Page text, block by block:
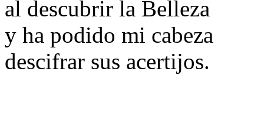
al descubrir la Belleza
y ha podido mi cabeza
descifrar sus acertijos.